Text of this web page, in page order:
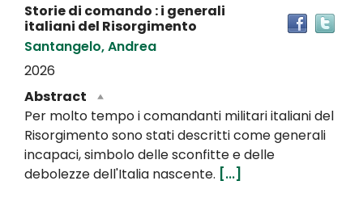
Storie di comando : i generali
italiani del Risorgimento
Santangelo, Andrea
2026
Abstract
Per molto tempo i comandanti militari italiani del
Risorgimento sono stati descritti come generali
incapaci, simbolo delle sconfitte e delle
debolezze dell'Italia nascente. [...]